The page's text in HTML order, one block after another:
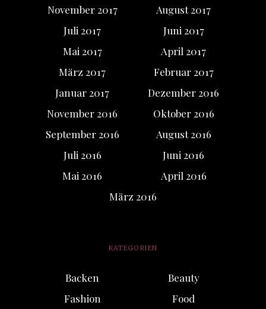
November 2017
August 2017
Juli 2017
Juni 2017
Mai 2017
April 2017
März 2017
Februar 2017
Januar 2017
Dezember 2016
November 2016
Oktober 2016
September 2016
August 2016
Juli 2016
Juni 2016
Mai 2016
April 2016
März 2016
KATEGORIEN
Backen
Beauty
Fashion
Food